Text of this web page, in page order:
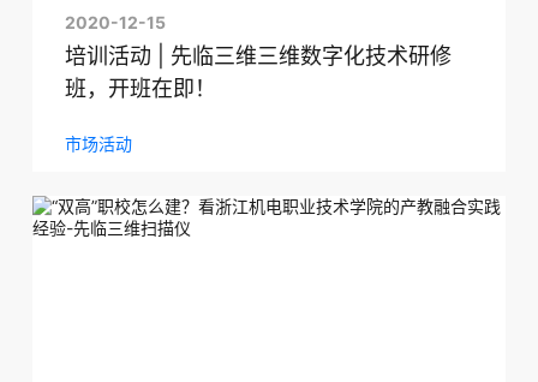
2020-12-15
培训活动 | 先临三维三维数字化技术研修
班，开班在即！
市场活动